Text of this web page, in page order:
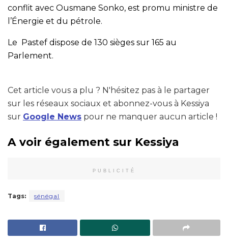
conflit avec Ousmane Sonko, est promu ministre de
l’Énergie et du pétrole.
Le Pastef dispose de 130 sièges sur 165 au
Parlement.
Cet article vous a plu ? N'hésitez pas à le partager
sur les réseaux sociaux et abonnez-vous à Kessiya
sur Google News pour ne manquer aucun article !
A voir également sur Kessiya
PUBLICITÉ
Tags: sénégal